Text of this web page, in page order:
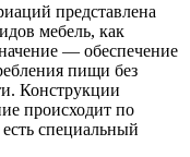
представлена
мебель, как
— обеспечение
пищи без
Конструкции
происходит по
специальный